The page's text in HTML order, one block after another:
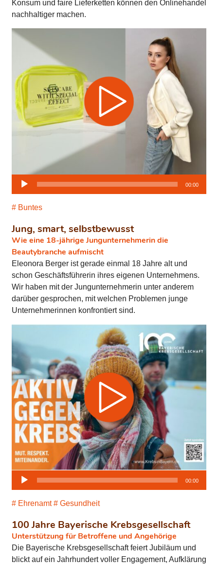
Konsum und faire Lieferketten können den Onlinehandel
nachhaltiger machen.
Jung, smart, selbstbewusst
Wie eine 18-jährige Jungunternehmerin die
Beautybranche aufmischt
Buntes
Audio-
00:00
Eleonora Berger ist gerade einmal 18 Jahre alt und
schon Geschäftsführerin ihres eigenen Unternehmens.
Wir haben mit der Jungunternehmerin unter anderem
darüber gesprochen, mit welchen Problemen junge
Unternehmerinnen konfrontiert sind.
100 Jahre Bayerische Krebsgesellschaft
Unterstützung für Betroffene und Angehörige
Ehrenamt Gesundheit
Audio-
00:00
Die Bayerische Krebsgesellschaft feiert Jubiläum und
blickt auf ein Jahrhundert voller Engagement, Aufklärung